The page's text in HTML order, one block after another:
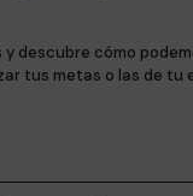
descubre cómo
tus metas o las de tu